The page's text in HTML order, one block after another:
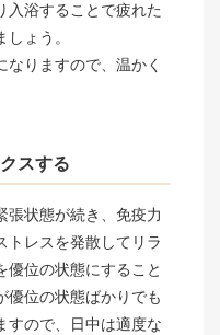
入浴することで疲れた
ょう。
なりますので、温かく
スする
張状態が続き、免疫力
トレスを発散してリラ
優位の状態にすること
優位の状態ばかりでも
すので、日中は適度な